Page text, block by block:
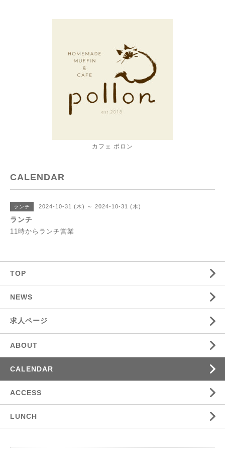
カフェ ポロン
CALENDAR
ランチ 2024-10-31 (木) ～ 2024-10-31 (木)
ランチ
11時からランチ営業
TOP
NEWS
求人ページ
ABOUT
CALENDAR
ACCESS
LUNCH